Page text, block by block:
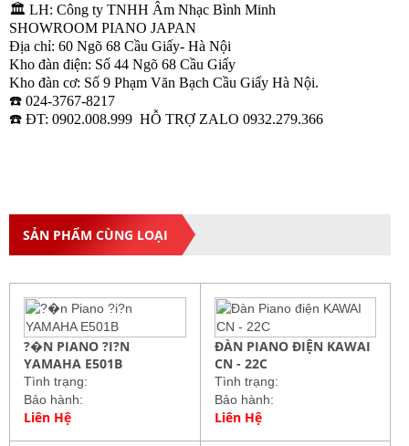
🏛️ LH: Công ty TNHH Âm Nhạc Bình Minh
SHOWROOM PIANO JAPAN
Địa chỉ: 60 Ngõ 68 Cầu Giấy- Hà Nội
Kho đàn điện: Số 44 Ngõ 68 Cầu Giấy
Kho đàn cơ: Số 9 Phạm Văn Bạch Cầu Giấy Hà Nội.
☎️ 024-3767-8217
☎️ ĐT: 0902.008.999 HỖ TRỢ ZALO 0932.279.366
SẢN PHẨM CÙNG LOẠI
?�N PIANO ?I?N
YAMAHA E501B
Tình trạng:
Bảo hành:
Liên Hệ
ĐÀN PIANO ĐIỆN KAWAI
CN - 22C
Tình trạng:
Bảo hành:
Liên Hệ